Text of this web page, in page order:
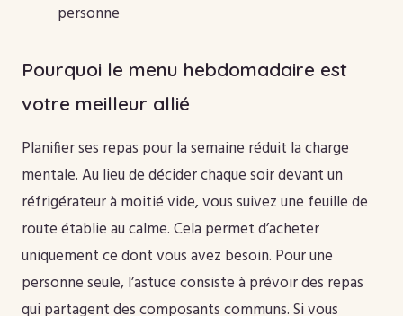
personne
Pourquoi le menu hebdomadaire est
votre meilleur allié
Planifier ses repas pour la semaine réduit la charge
mentale. Au lieu de décider chaque soir devant un
réfrigérateur à moitié vide, vous suivez une feuille de
route établie au calme. Cela permet d’acheter
uniquement ce dont vous avez besoin. Pour une
personne seule, l’astuce consiste à prévoir des repas
qui partagent des composants communs. Si vous